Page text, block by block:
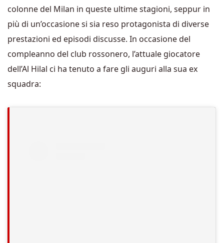
colonne del Milan in queste ultime stagioni, seppur in
più di un’occasione si sia reso protagonista di diverse
prestazioni ed episodi discusse. In occasione del
compleanno del club rossonero, l’attuale giocatore
dell’Al Hilal ci ha tenuto a fare gli auguri alla sua ex
squadra: